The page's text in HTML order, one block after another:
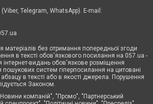
Telegram, WhatsApp). E-mail:
матеріалів без отримання попередньої згоди
в тексті обов'язкового посилання на 057.ua -
інтернет-видань обов'язкове розміщення
пошукових систем гіперпосилання на цитовані
абзацу в тексті або в якості джерела. Порушення
Законом.
компаній", "Промо", "Партнерський